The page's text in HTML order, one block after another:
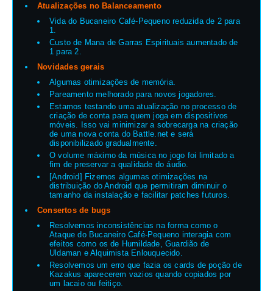
Atualizações no Balanceamento
Vida do Bucaneiro Café-Pequeno reduzida de 2 para
1.
Custo de Mana de Garras Espirituais aumentado de
1 para 2.
Novidades gerais
Algumas otimizações de memória.
Pareamento melhorado para novos jogadores.
Estamos testando uma atualização no processo de
criação de conta para quem joga em dispositivos
móveis. Isso vai minimizar a sobrecarga na criação
de uma nova conta do Battle.net e será
disponibilizado gradualmente.
O volume máximo da música no jogo foi limitado a
fim de preservar a qualidade do áudio.
[Android] Fizemos algumas otimizações na
distribuição do Android que permitiram diminuir o
tamanho da instalação e facilitar patches futuros.
Consertos de bugs
Resolvemos inconsistências na forma como o
Ataque do Bucaneiro Café-Pequeno interagia com
efeitos como os de Humildade, Guardião de
Uldaman e Alquimista Enlouquecido.
Resolvemos um erro que fazia os cards de poção de
Kazakus aparecerem vazios quando copiados por
um lacaio ou feitiço.